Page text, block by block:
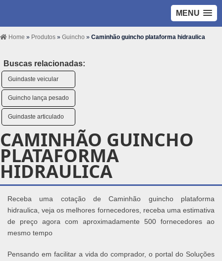
MENU
Home » Produtos » Guincho » Caminhão guincho plataforma hidraulica
Buscas relacionadas:
Guindaste veicular
Guincho lança pesado
Guindaste articulado
CAMINHÃO GUINCHO
PLATAFORMA
HIDRAULICA
Receba uma cotação de Caminhão guincho plataforma
hidraulica, veja os melhores fornecedores, receba uma estimativa
de preço agora com aproximadamente 500 fornecedores ao
mesmo tempo
Pensando em facilitar a vida do comprador, o portal do Soluções